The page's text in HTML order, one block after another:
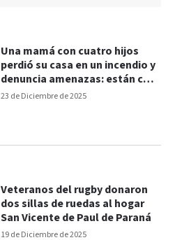
23 de Diciembre de 2025
Una mamá con cuatro hijos
perdió su casa en un incendio y
denuncia amenazas: están con
lo puesto
19 de Diciembre de 2025
Veteranos del rugby donaron
dos sillas de ruedas al hogar
San Vicente de Paul de Paraná